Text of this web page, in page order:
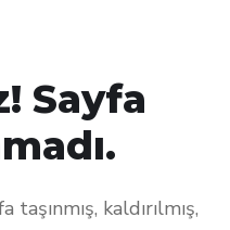
Sayfa
kaldırılmış,